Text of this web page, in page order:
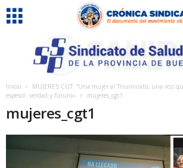
Inicio
MUJERES CGT: “Una mujer al Triunvirato, una voz
espesor, verdad y futuro»
mujeres_cgt1
mujeres_cgt1